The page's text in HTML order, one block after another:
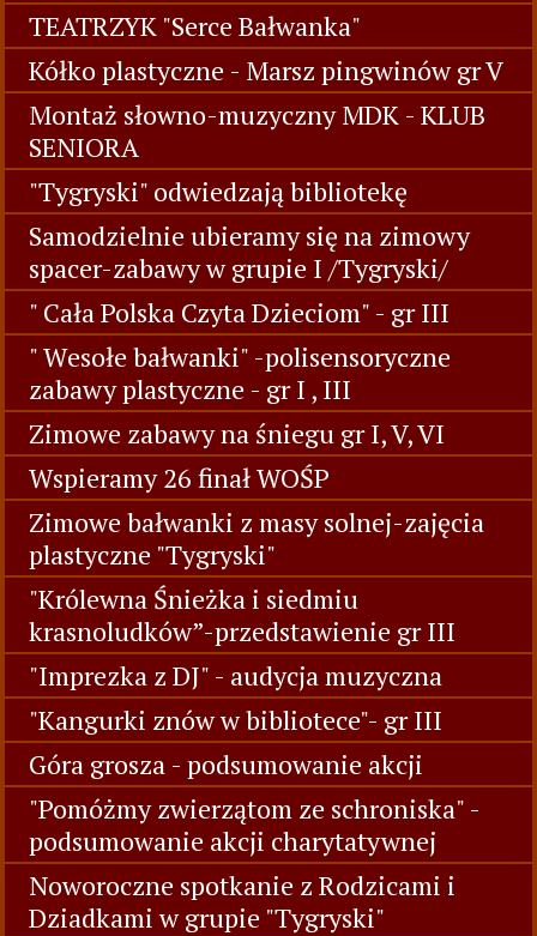
TEATRZYK "Serce Bałwanka"
Kółko plastyczne - Marsz pingwinów gr V
Montaż słowno-muzyczny MDK - KLUB
SENIORA
"Tygryski" odwiedzają bibliotekę
Samodzielnie ubieramy się na zimowy
spacer-zabawy w grupie I /Tygryski/
" Cała Polska Czyta Dzieciom" - gr III
" Wesołe bałwanki" -polisensoryczne
zabawy plastyczne - gr I , III
Zimowe zabawy na śniegu gr I, V, VI
Wspieramy 26 finał WOŚP
Zimowe bałwanki z masy solnej-zajęcia
plastyczne "Tygryski"
"Królewna Śnieżka i siedmiu
krasnoludków”-przedstawienie gr III
"Imprezka z DJ" - audycja muzyczna
"Kangurki znów w bibliotece"- gr III
Góra grosza - podsumowanie akcji
"Pomóżmy zwierzątom ze schroniska" -
podsumowanie akcji charytatywnej
Noworoczne spotkanie z Rodzicami i
Dziadkami w grupie "Tygryski"